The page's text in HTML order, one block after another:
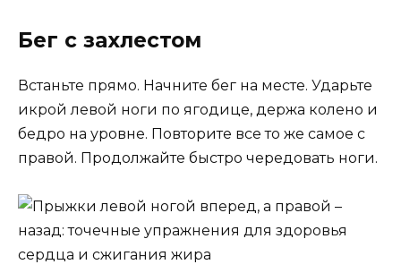
Бег с захлестом
Встаньте прямо. Начните бег на месте. Ударьте
икрой левой ноги по ягодице, держа колено и
бедро на уровне. Повторите все то же самое с
правой. Продолжайте быстро чередовать ноги.